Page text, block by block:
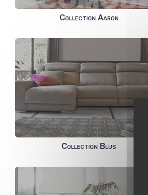
Collection Aaron
Collection Blus